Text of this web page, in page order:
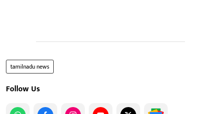
tamilnadu news
Follow Us